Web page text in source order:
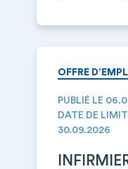
OFFRE
PUBLIÉ LE
DATE DE
30.09.2026